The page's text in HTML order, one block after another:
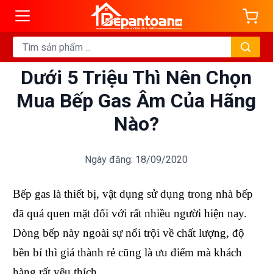
Dưới 5 Triệu Thì Nên Chọn
Mua Bếp Gas Âm Của Hãng
Nào?
Ngày đăng: 18/09/2020
Bếp gas là thiết bị, vật dụng sử dụng trong nhà bếp
đã quá quen mặt đối với rất nhiều người hiện nay.
Dòng bếp này ngoài sự nổi trội về chất lượng, độ
bền bỉ thì giá thành rẻ cũng là ưu điểm mà khách